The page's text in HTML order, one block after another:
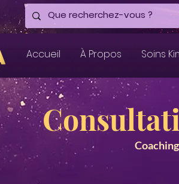
Accueil À Propos Soins